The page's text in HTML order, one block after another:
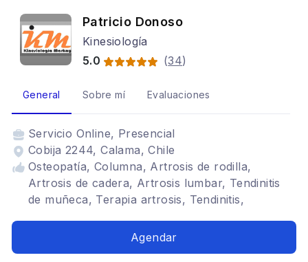
Patricio Donoso
Kinesiología
5.0
(34)
General Sobre mí Evaluaciones
Servicio Online, Presencial
Cobija 2244, Calama, Chile
Osteopatía, Columna, Artrosis de rodilla,
Artrosis de cadera, Artrosis lumbar, Tendinitis
de muñeca, Terapia artrosis, Tendinitis,
Respiratorio infantil, Pediátrica, Rodilla
Agendar